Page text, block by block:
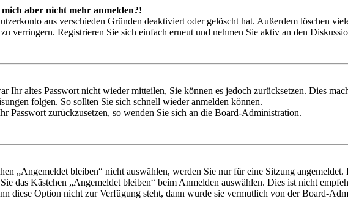
aber nicht mehr anmelden?!
aus verschieden Gründen deaktiviert oder gelöscht hat. Außerdem löschen
verringern. Registrieren Sie sich einfach erneut und nehmen Sie aktiv an den
Ihr altes Passwort nicht wieder mitteilen, Sie können es jedoch zurücksetzen. Dies
folgen. So sollten Sie sich schnell wieder anmelden können.
Passwort zurückzusetzen, so wenden Sie sich an die Board-Administration.
„Angemeldet bleiben“ nicht auswählen, werden Sie nur für eine Sitzung
das Kästchen „Angemeldet bleiben“ beim Anmelden auswählen. Dies ist nicht
diese Option nicht zur Verfügung steht, dann wurde sie vermutlich von der Board-